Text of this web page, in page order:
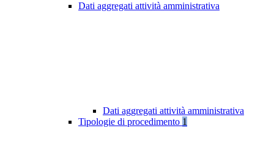
Dati aggregati attività amministrativa
Dati aggregati attività amministrativa
Tipologie di procedimento 1